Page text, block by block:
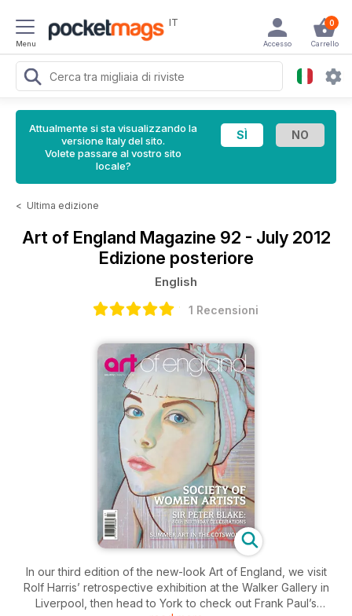
Menu
IT 0
Carrello
Accesso
Attualmente si sta visualizzando la
versione Italy del sito.
Volete passare al vostro sito
locale?
< Ultima edizione
Art of England Magazine 92 - July 2012
Edizione posteriore
English
1 Recensioni
In our third edition of the new-look Art of England, we visit
Rolf Harris’ retrospective exhibition at the Walker Gallery in
Liverpool, then head to York to check out Frank Paul’s